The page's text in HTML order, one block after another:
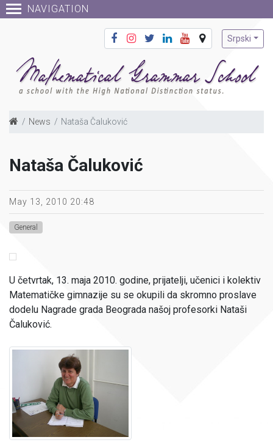
NAVIGATION
Srpski
News Nataša Čaluković
Nataša Čaluković
May 13, 2010 20:48
General
U četvrtak, 13. maja 2010. godine, prijatelji, učenici i kolektiv
Matematičke gimnazije su se okupili da skromno proslave
dodelu Nagrade grada Beograda našoj profesorki Nataši
Čaluković.